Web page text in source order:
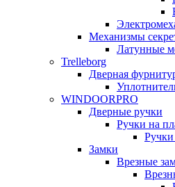
Механизмы
Латунные
Trelleborg
Дверная
WINDOORPRO
Дверные ручки
Ручки на
Замки
Врезные